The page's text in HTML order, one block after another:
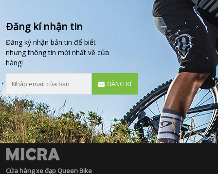
Đăng kí nhận tin
Đăng ký nhận bản tin để biết
nhưng thông tin mới nhất về cửa
hàng!
ĐĂNG KÍ
Cửa hàng xe đạp Queen Bike